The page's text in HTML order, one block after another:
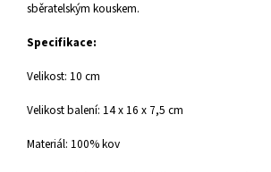
sběratelským kouskem.
Specifikace:
Velikost: 10 cm
Velikost balení: 14 x 16 x 7,5 cm
Materiál: 100% kov